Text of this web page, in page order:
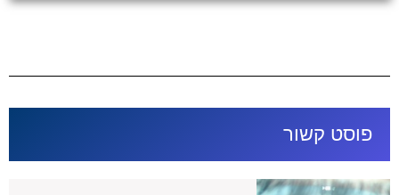
פוסט קשור